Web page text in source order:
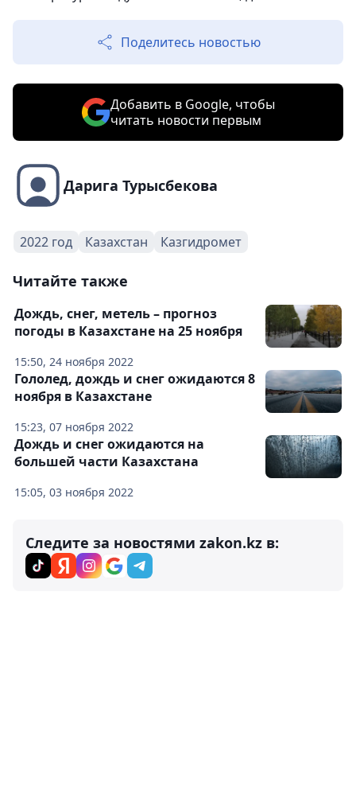
Поделитесь новостью
Добавить в Google, чтобы
читать новости первым
Дарига Турысбекова
2022 год Казахстан Казгидромет
Читайте также
15:50, 24 ноября 2022
Дождь, снег, метель – прогноз
погоды в Казахстане на 25 ноября
15:23, 07 ноября 2022
Гололед, дождь и снег ожидаются 8
ноября в Казахстане
15:05, 03 ноября 2022
Дождь и снег ожидаются на
большей части Казахстана
Следите за новостями zakon.kz в: